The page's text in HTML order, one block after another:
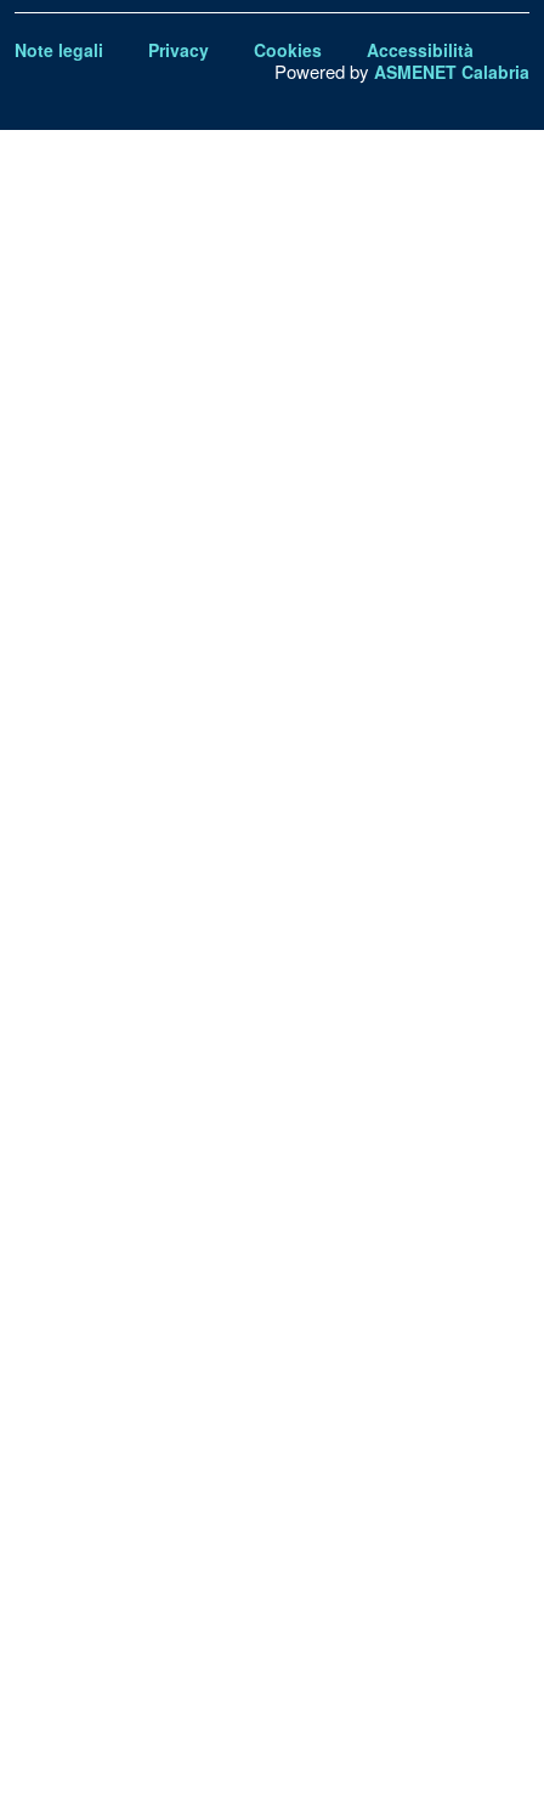
Note legali Privacy Cookies Accessibilità
Powered by ASMENET Calabria